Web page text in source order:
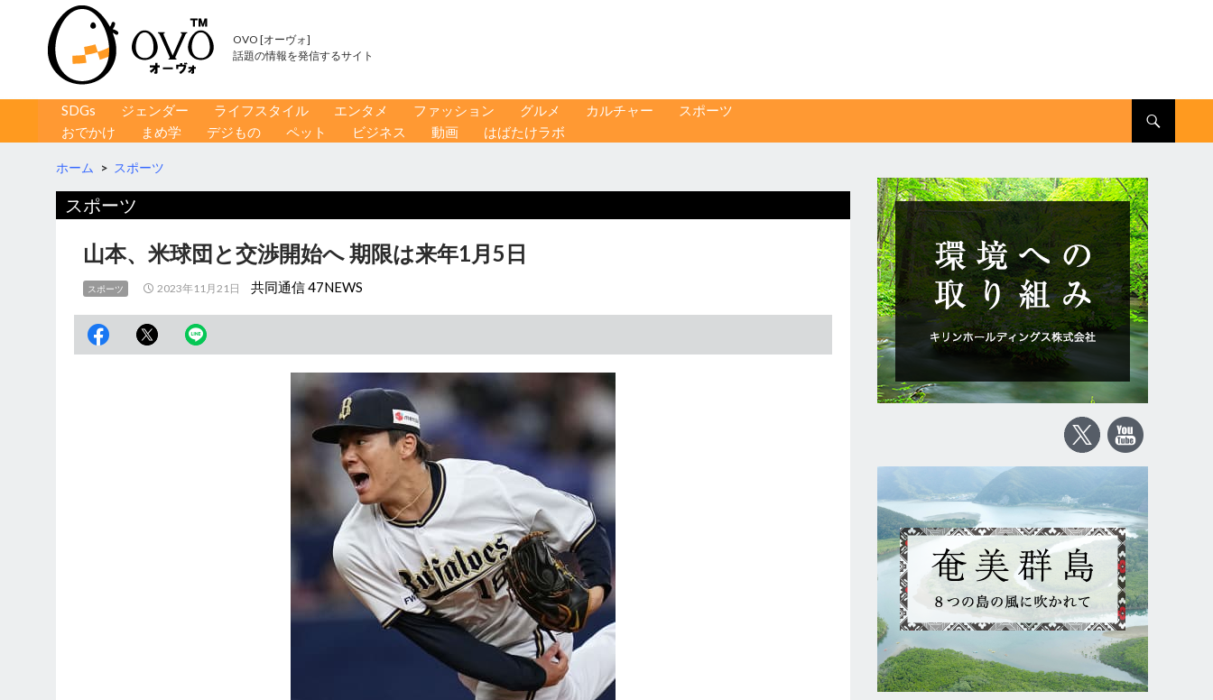
OVO [オーヴォ]
話題の情報を発信するサイト
コンテンツへ移動
SDGs ジェンダー ライフスタイル エンタメ ファッション グルメ カルチャー
スポーツ
おでかけ
まめ学 デジもの ペット ビジネス 動画 はばたけラボ
ホーム > スポーツ
スポーツ
山本、米球団と交渉開始へ 期限は来年1月5日
スポーツ 2023年11月21日 共同通信 47NEWS